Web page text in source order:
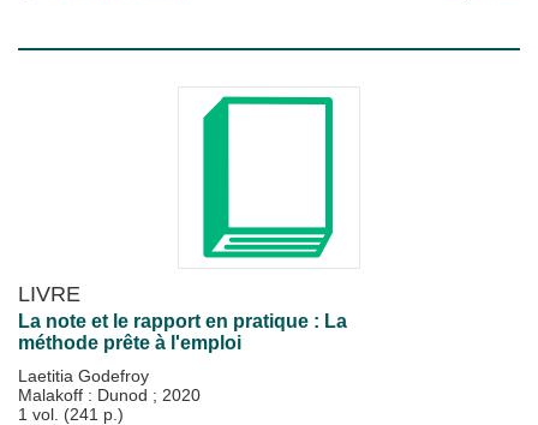
LIVRE
La note et le rapport en pratique : La
méthode prête à l'emploi
Laetitia Godefroy
Malakoff : Dunod ; 2020
1 vol. (241 p.)